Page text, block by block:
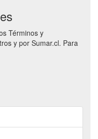
Términos y
y por Sumar.cl. Para